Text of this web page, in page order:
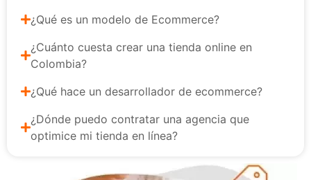
¿Qué es un modelo de Ecommerce?
¿Cuánto cuesta crear una tienda online en
Colombia?
¿Qué hace un desarrollador de ecommerce?
¿Dónde puedo contratar una agencia que
optimice mi tienda en línea?